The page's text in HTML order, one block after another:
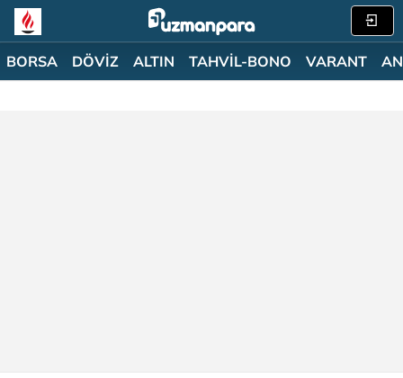
BORSA DÖVİZ ALTIN TAHVİL-BONO VARANT